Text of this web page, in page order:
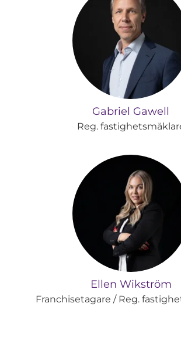
Gabriel Gawell
Reg.
Ellen Wikström
Franchisetagare / Reg.